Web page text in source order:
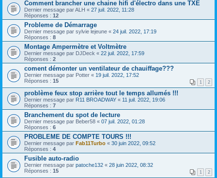
Comment brancher une chaine hifi d'électro dans une TXE
Dernier message parALH « 27 juil. 2022, 11:28
Réponses : 12
Probleme de Démarrage
Dernier message par sylvie lejeune « 24 juil. 2022, 17:19
Réponses : 8
Montage Ampermètre et Voltmètre
Dernier message par DJDeck « 22 juil. 2022, 17:59
Réponses : 2
coment démonter un ventilateur de chauiffage???
Dernier message par Potter « 19 juil. 2022, 17:52
Réponses : 15 1 2
problème feux stop arrière tout le temps allumés !!!
Dernier message par R11 BROADWAY « 11 juil. 2022, 19:06
Réponses : 7
Branchement du spot de lecture
Dernier message par Beber58 « 07 juil. 2022, 01:28
Réponses : 6
PROBLEME DE COMPTE TOURS !!!
Dernier message par Fab11Turbo « 30 juin 2022, 09:52
Réponses : 4
Fusible auto-radio
Dernier message par patoche132 « 28 juin 2022, 08:32
Réponses : 15 1 2